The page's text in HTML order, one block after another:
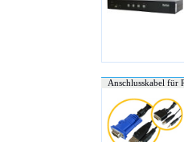
Anschlusskabel für